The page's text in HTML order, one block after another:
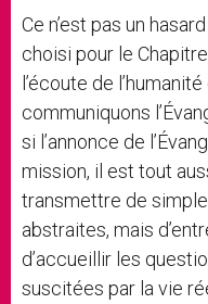
Ce n’est pas un
choisi pour le
l’écoute de l’humanité
communiquons
si l’annonce de
mission, il est tout
transmettre de
abstraites, mais
d’accueillir les
suscitées par la vie